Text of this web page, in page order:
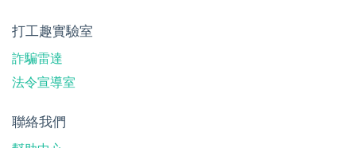
打工趣實驗室
詐騙雷達
法令宣導室
聯絡我們